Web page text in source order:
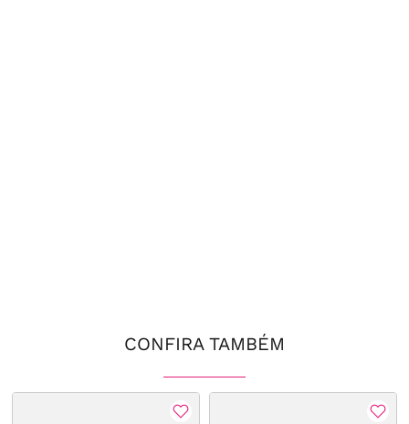
CONFIRA TAMBÉM